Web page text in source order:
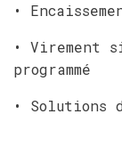
•
• Virement
programmé
• Solutions